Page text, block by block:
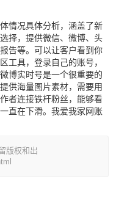
况具体分析，涵盖了新
择，提供微信、微博、头
告等。可以让客户看到你
工具，登录自己的账号，
博实时号是一个很重要的
供海量图片素材，需要用
者连接铁杆粉丝，能够看
直在下滑。 我爱我家网账
版权和出